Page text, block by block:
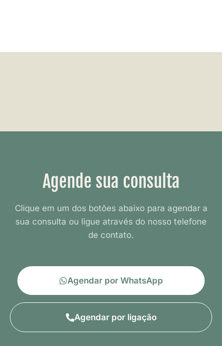
Agende sua consulta
Clique em um dos botões abaixo para agendar a
sua consulta ou ligue através do nosso telefone
de contato.
Agendar por WhatsApp
Agendar por ligação